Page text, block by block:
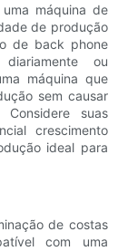
máquina de
de produção
de back phone
ou
máquina que
sem causar
suas
crescimento
ideal para
de costas
com uma